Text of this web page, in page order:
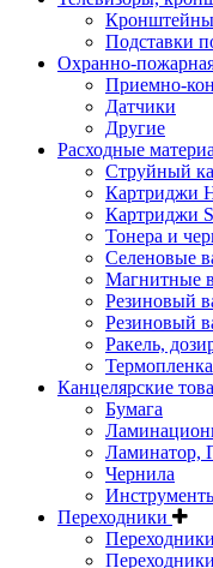
Кронштейны
Подставки
Охранно-
Приемно-
Датчики
Другие
Расходные
Струйный
Картриджи
Картриджи
Тонера и
Селеновые
Магнитные
Резиновый
Резиновый
Ракель,
Термопленка
Канцелярские
Бумага
Ламинатор,
Чернила
Переходники